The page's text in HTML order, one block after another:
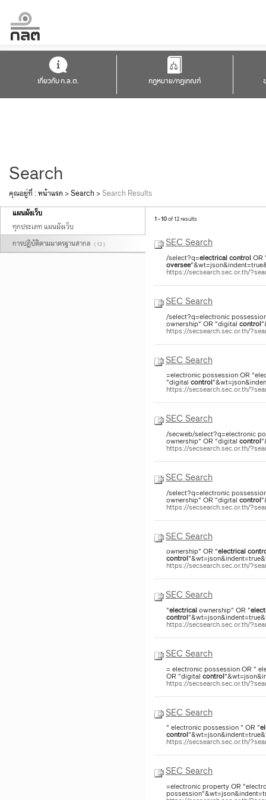
เกี่ยวกับ ก.ล.ต. กฎหมาย/กฎเกณฑ์
Search
คุณอยู่ที่ :หน้าแรก >Search >Search Results
แผนผังเว็บ
ทุกประเภท แผนผังเว็บ
การปฏิบัติตามมาตรฐานสากล ( 12 )
1 - 10of 12 results
SEC Search
/select?q=electricalcontrolOR
oversee
https://secsearch.sec.or.th/
SEC Search
/select?q=electronic
ownership" OR "digital control
https://secsearch.sec.or.th/
SEC Search
=electronic possession OR
"digital control
https://secsearch.sec.or.th/
SEC Search
/secweb/select?q=electronic
ownership" OR "digital control
https://secsearch.sec.or.th/
SEC Search
/select?q=electronic
ownership" OR "digital control
https://secsearch.sec.or.th/
SEC Search
ownership" OR "electrical
control
https://secsearch.sec.or.th/
SEC Search
"electricalownership" OR "
control
https://secsearch.sec.or.th/
SEC Search
= electronic possession OR "
OR "digital control
https://secsearch.sec.or.th/
SEC Search
" electronic possession " OR "
control
https://secsearch.sec.or.th/
SEC Search
=electronic property OR